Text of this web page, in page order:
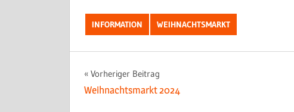
INFORMATION WEIHNACHTSMARKT
Beitragsnavigation
Vorheriger Beitrag
Weihnachtsmarkt 2024